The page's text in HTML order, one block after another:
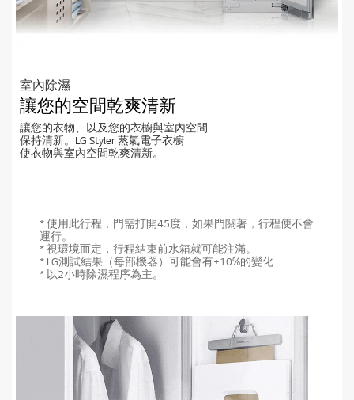
室內除濕
讓您的空間乾爽清新
讓您的衣物、以及您的衣櫥與室內空間
保持清新。LG Styler 蒸氣電子衣櫥
使衣物與室內空間乾爽清新。
* 使用此行程，門需打開45度，如果門關著，行程便不會
運行。
* 視環境而定，行程結束前水箱就可能注滿。
* LG測試結果（每部機器）可能會有±10%的變化
* 以2小時除濕程序為主。